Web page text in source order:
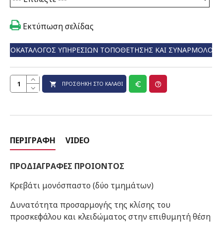
ΠΡΟΣΘΉΚΗ ΣΤΟ ΚΑΛΆΘΙ
Εκτύπωση σελίδας
ΥΠΗΡΕΣΙΏΝ ΤΟΠΟΘΈΤΗΣΗΣ ΚΑΙ
ΠΕΡΙΓΡΑΦΉ VIDEO
ΠΡΟΔΙΑΓΡΑΦΕΣ ΠΡΟΙΟΝΤΟΣ
Κρεβάτι μονόσπαστο (δύο τμημάτων)
Δυνατότητα προσαρμογής της κλίσης του
προσκεφάλου και κλειδώματος στην επιθυμητή θέση